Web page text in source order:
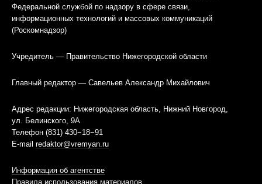
Федеральной службой по надзору в сфере связи,
информационных технологий и массовых коммуникаций
(Роскомнадзор)
Учредитель — Правительство Нижегородской области
Главный редактор — Савельев Александр Михайлович
Адрес редакции: Нижегородская область, Нижний Новгород,
ул. Белинского, 9А
Телефон (831) 430−18−91
E-mail redaktor@vremyan.ru
Информация об агентстве
Правила использования материалов